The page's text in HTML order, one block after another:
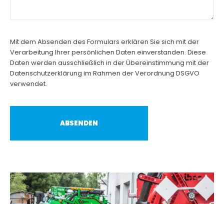
Mit dem Absenden des Formulars erklären Sie sich mit der
Verarbeitung Ihrer persönlichen Daten einverstanden. Diese
Daten werden ausschließlich in der Übereinstimmung mit der
Datenschutzerklärung im Rahmen der Verordnung DSGVO
verwendet.